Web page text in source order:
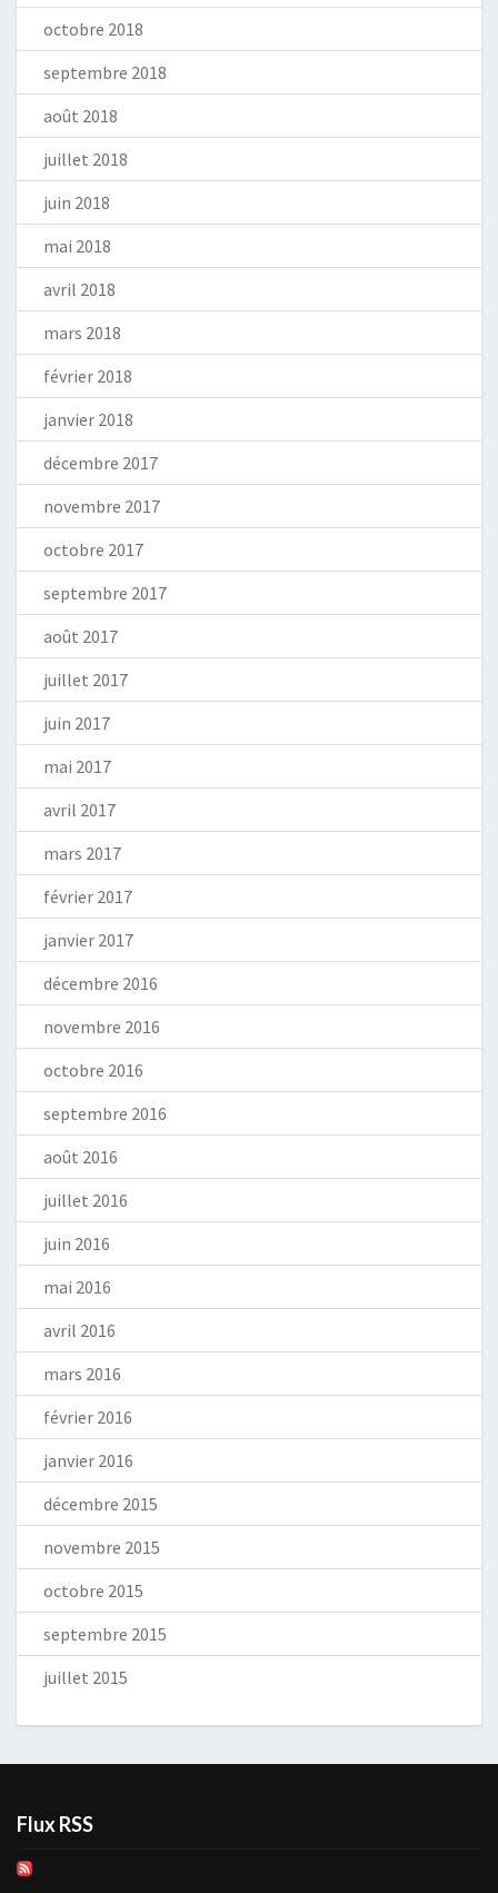
octobre 2018
septembre 2018
août 2018
juillet 2018
juin 2018
mai 2018
avril 2018
mars 2018
février 2018
janvier 2018
décembre 2017
novembre 2017
octobre 2017
septembre 2017
août 2017
juillet 2017
juin 2017
mai 2017
avril 2017
mars 2017
février 2017
janvier 2017
décembre 2016
novembre 2016
octobre 2016
septembre 2016
août 2016
juillet 2016
juin 2016
mai 2016
avril 2016
mars 2016
février 2016
janvier 2016
décembre 2015
novembre 2015
octobre 2015
septembre 2015
juillet 2015
Flux RSS